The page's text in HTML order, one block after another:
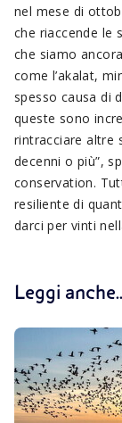
nel mese di
che riaccende le
che siamo
come l’akalat,
spesso causa di
queste sono
rintracciare altre
decenni o più”,
conservation.
resiliente di
darci per vinti
Leggi